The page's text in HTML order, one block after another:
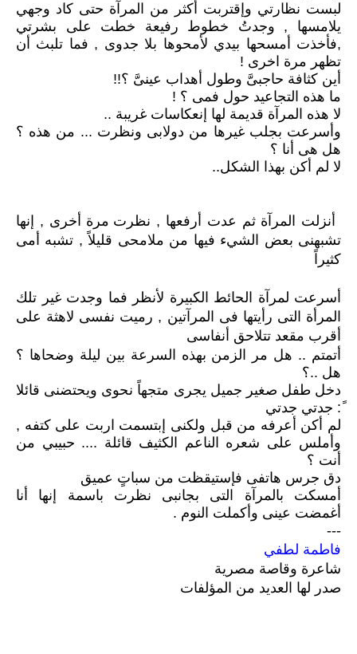
لبست نظارتي وإقتربت أكثر من المرآة حتى كاد وجهي
يلامسها , وجدتُ خطوط رفيعة خطت على بشرتي
,فأخذت أمسحها بيدي لأمحوها بلا جدوى , فما تلبث أن
تظهر مرة اخرى !
أين كثافة حاجبىَّ وطول أهداب عينىَّ ؟!!
ما هذه التجاعيد حول فمى ؟ !
لا هذه المرآة قديمة لها إنعكاسات غريبة ..
وأسرعت بجلب غيرها من دولابى ونظرت ... من هذه ؟
هل هى أنا ؟
لا لم أكن بهذا الشكل..
أنزلت المرآة ثم عدت أرفعها , نظرت مرة أخرى , إنها
تشبهنى بعض الشيء فيها من ملامحى قليلاً , تشبه أمى
كثيراً
أسرعت لمرآة الحائط الكبيرة لأنظر فما وجدت غير تلك
المرأة التى رأيتها فى المرآتين , رميت نفسى لاهثة على
أقرب مقعد تتلاحق أنفاسى
أتمتم .. هل مر الزمن بهذه السرعة بين ليلة وضحاها ؟
هل ..؟
دخل طفل صغير جميل يجرى متجهاً نحوى ويحتضنى قائلا
ً: جدتي جدتي
لم أكن أعرفه من قبل ولكنى إبتسمت اربت على كتفه ,
وأملس على شعره الناعم الكثيف قائلة .... حبيبي من
أنت ؟
دق جرس هاتفى فإستيقظت من سباتٍ عميق
أمسكت بالمرآة التى بجانبى نظرت باسمة إنها أنا
أغمضت عينى وأكملت النوم .
---
فاطمة لطفي
شاعرة وقاصة مصرية
صدر لها العديد من المؤلفات